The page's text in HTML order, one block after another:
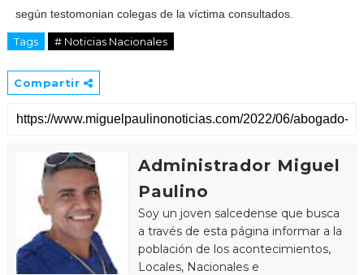
según tes­tomonian colegas de la víctima consultados.
Tags # Noticias Nacionales
Compartir
Administrador Miguel
Paulino
Soy un joven salcedense que busca
a través de esta página informar a la
población de los acontecimientos,
Locales, Nacionales e